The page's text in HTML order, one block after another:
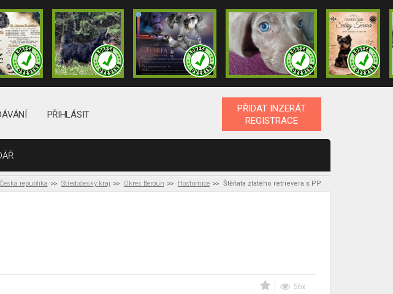
PŘIHLÁSIT
PŘIDAT INZERÁT
REGISTRACE
Česká republika Středočeský kraj Okres Beroun Hostomice Štěňata zlatého retrievera s PP
56x